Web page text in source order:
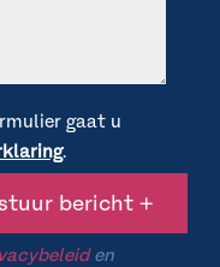
gaat u
.
en